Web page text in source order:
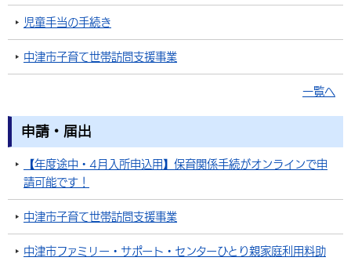
児童手当の手続き
中津市子育て世帯訪問支援事業
一覧へ
申請・届出
【年度途中・4月入所申込用】保育関係手続がオンラインで申
請可能です！
中津市子育て世帯訪問支援事業
中津市ファミリー・サポート・センターひとり親家庭利用料助